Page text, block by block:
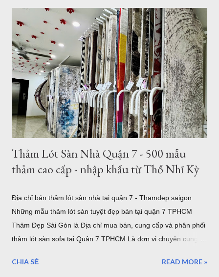
sàn phòng khách hiện đại TPHCM thảm trải sàn phòng ngủ
đẹp TPHCM thảm trải sàn phòng khách đẹp TPHCM thảm
decor phòng ngủ TPHCM Thảm tròn 3m được nhập khẩu từ
Thổ Nhĩ Kỳ , với chất lượng châu âu, những mẫu trên đây đã
được gia công để làm theo kích thước mong muốn của khách
hàng. Hình ảnh trên là nhân viên đang gia công cắt thảm tròn
3m tại TPHCM . Tất nhiên bạn có thể chọn kích thước thảm
tròn nhỏ hơn như thảm tròn 2m có rất nhiều mẫu tại showroom
thảm đẹp Tphcm...
Thảm Lót Sàn Nhà Quận 7 - 500 mẫu
thảm cao cấp - nhập khẩu từ Thổ Nhĩ Kỳ
Địa chỉ bán thảm lót sàn nhà tại quận 7 - Thamdep saigon
Những mẫu thảm lót sàn tuyệt đẹp bán tại quận 7 TPHCM
Thảm Đẹp Sài Gòn là Địa chỉ mua bán, cung cấp và phân phối
thảm lót sàn sofa tại Quận 7 TPHCM Là đơn vị chuyên cung
Tân Quy Quận 7. Vừa là showroom trưng bày sản phẩm, vừa
CHIA SẺ READ MORE »